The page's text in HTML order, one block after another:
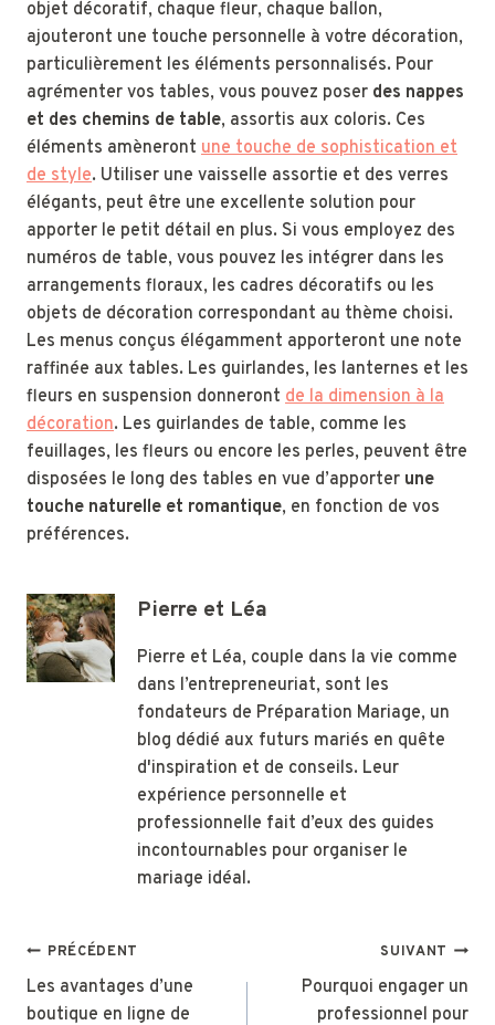
objet décoratif, chaque fleur, chaque ballon,
ajouteront une touche personnelle à votre décoration,
particulièrement les éléments personnalisés. Pour
agrémenter vos tables, vous pouvez poser des nappes
et des chemins de table, assortis aux coloris. Ces
éléments amèneront une touche de sophistication et
de style. Utiliser une vaisselle assortie et des verres
élégants, peut être une excellente solution pour
apporter le petit détail en plus. Si vous employez des
numéros de table, vous pouvez les intégrer dans les
arrangements floraux, les cadres décoratifs ou les
objets de décoration correspondant au thème choisi.
Les menus conçus élégamment apporteront une note
raffinée aux tables. Les guirlandes, les lanternes et les
fleurs en suspension donneront de la dimension à la
décoration. Les guirlandes de table, comme les
feuillages, les fleurs ou encore les perles, peuvent être
disposées le long des tables en vue d’apporter une
touche naturelle et romantique, en fonction de vos
préférences.
Pierre et Léa
Pierre et Léa, couple dans la vie comme
dans l’entrepreneuriat, sont les
fondateurs de Préparation Mariage, un
blog dédié aux futurs mariés en quête
d'inspiration et de conseils. Leur
expérience personnelle et
professionnelle fait d’eux des guides
incontournables pour organiser le
mariage idéal.
Navigation
de
PRÉCÉDENT
Les avantages d’une
boutique en ligne de
SUIVANT
Pourquoi engager un
professionnel pour